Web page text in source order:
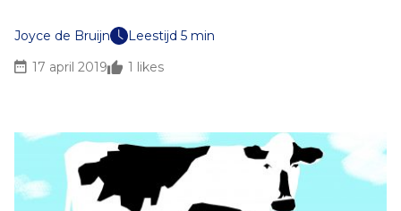
Joyce de Bruijn
Leestijd 5 min
17 april 2019
1 likes